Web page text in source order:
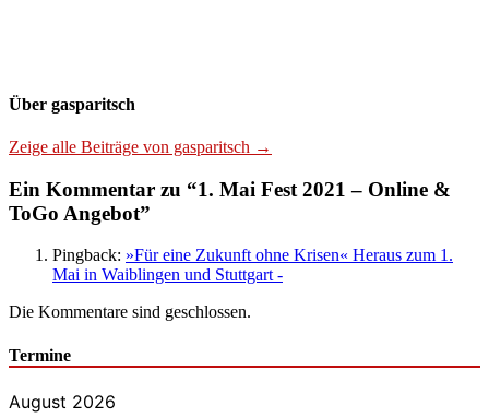
Über gasparitsch
Zeige alle Beiträge von gasparitsch →
Ein Kommentar zu “1. Mai Fest 2021 – Online &
ToGo Angebot”
Pingback: »Für eine Zukunft ohne Krisen« Heraus zum 1.
Mai in Waiblingen und Stuttgart -
Die Kommentare sind geschlossen.
Termine
August 2026